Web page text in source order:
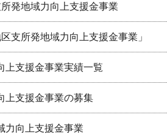
発地域力向上支援金事業
支所発地域力向上支援金事業」
上支援金事業実績一覧
上支援金事業の募集
力向上支援金事業